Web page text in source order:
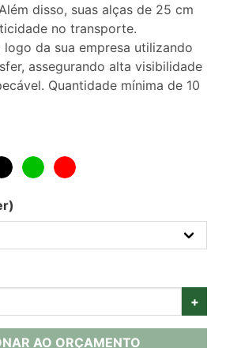
disso, suas alças de 25 cm
no transporte.
logo da sua empresa utilizando
assegurando alta visibilidade
Quantidade mínima de 10
+
AO ORÇAMENTO